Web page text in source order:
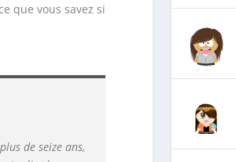
que vous savez si
de seize ans,